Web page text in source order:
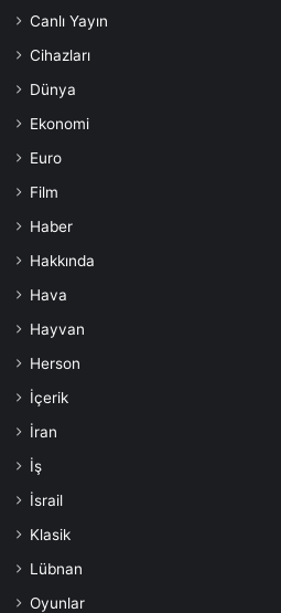
Canlı Yayın
Cihazları
Dünya
Ekonomi
Euro
Film
Haber
Hakkında
Hava
Hayvan
Herson
İçerik
İran
İş
İsrail
Klasik
Lübnan
Oyunlar